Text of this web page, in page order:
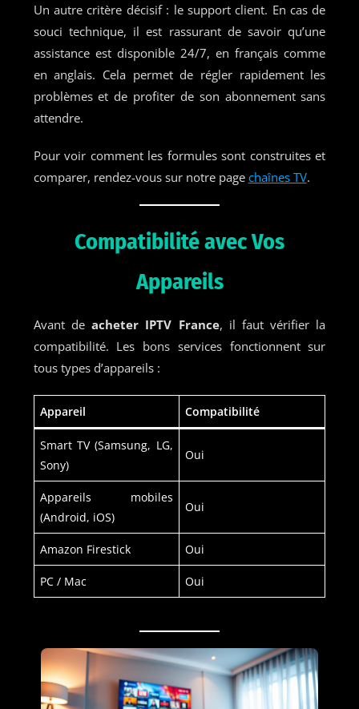
Un autre critère décisif : le support client. En cas de
souci technique, il est rassurant de savoir qu’une
assistance est disponible 24/7, en français comme
en anglais. Cela permet de régler rapidement les
problèmes et de profiter de son abonnement sans
attendre.
Pour voir comment les formules sont construites et
comparer, rendez-vous sur notre page chaînes TV.
Compatibilité avec Vos
Appareils
Avant deacheter IPTV France, il faut vérifier la
compatibilité. Les bons services fonctionnent sur
tous types d’appareils :
Appareil Compatibilité
Smart TV (Samsung, LG,
Sony)
Oui
Appareils mobiles
(Android, iOS)
Oui
Amazon Firestick Oui
PC / Mac Oui